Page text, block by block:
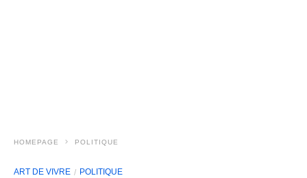
HOMEPAGE POLITIQUE
ART DE VIVRE POLITIQUE